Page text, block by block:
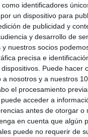
identificadores
un dispositivo para
de publicidad y
y desarrollo de
y nuestros socios
precisa e
Puede hacer
a nosotros y a nuestros
el procesamiento
acceder a
antes de otorgar o
en cuenta que algún
puede no requerir de
2024
es una celebración
por la lectura entre
En Orientación
dinámica y